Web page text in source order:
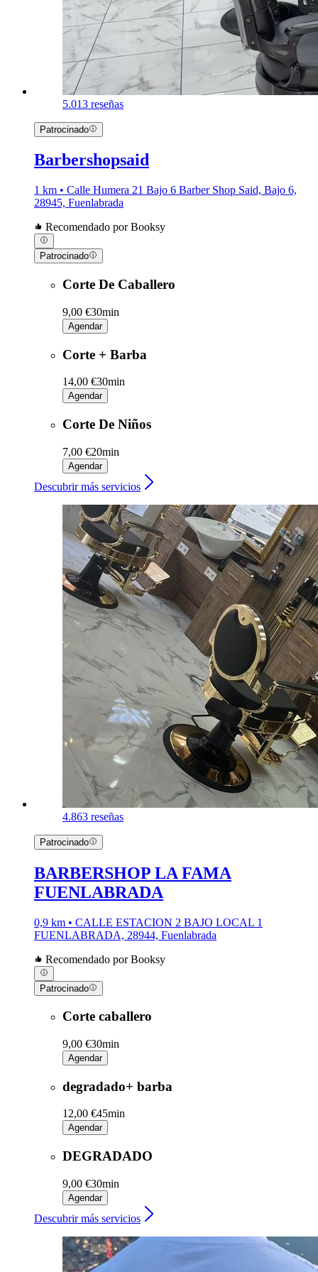
5.013 reseñas
Patrocinado
Barbershopsaid
1 km • Calle Humera 21 Bajo 6 Barber Shop Said, Bajo 6,
28945, Fuenlabrada
Recomendado por Booksy
Patrocinado
Corte De Caballero
9,00 €30min
Agendar
Corte + Barba
14,00 €30min
Agendar
Corte De Niños
7,00 €20min
Agendar
Descubrir más servicios
4.863 reseñas
Patrocinado
BARBERSHOP LA FAMA
FUENLABRADA
0,9 km • CALLE ESTACION 2 BAJO LOCAL 1
FUENLABRADA, 28944, Fuenlabrada
Recomendado por Booksy
Patrocinado
Corte caballero
9,00 €30min
Agendar
degradado+ barba
12,00 €45min
Agendar
DEGRADADO
9,00 €30min
Agendar
Descubrir más servicios